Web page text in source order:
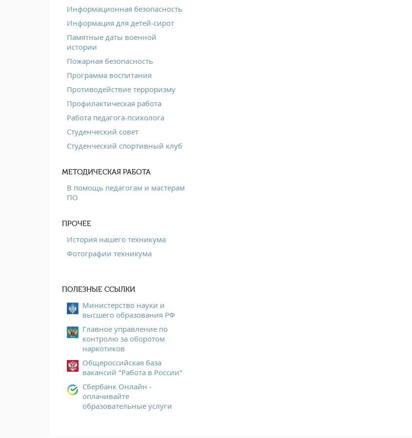
Информационная безопасность
Информация для детей-сирот
Памятные даты военной
истории
Пожарная безопасность
Программа воспитания
Противодействие терроризму
Профилактическая работа
Работа педагога-психолога
Студенческий совет
Студенческий спортивный клуб
МЕТОДИЧЕСКАЯ РАБОТА
В помощь педагогам и мастерам
ПО
ПРОЧЕЕ
История нашего техникума
Фотографии техникума
ПОЛЕЗНЫЕ ССЫЛКИ
Министерство науки и
высшего образования РФ
Главное управление по
контролю за оборотом
наркотиков
Общероссийская база
вакансий "Работа в России"
Сбербанк Онлайн -
оплачивайте
образовательные услуги